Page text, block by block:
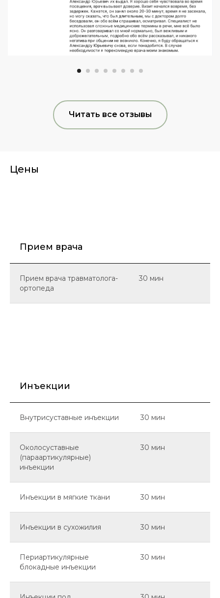
Читать все отзывы
Цены
Прием врача
Прием врача травматолога-
ортопеда
30 мин
Инъекции
Внутрисуставные инъекции 30 мин
Околосуставные
(параартикулярные)
инъекции
30 мин
Инъекции в мягкие ткани 30 мин
Инъекции в сухожилия 30 мин
Периартикулярные
блокадные инъекции
30 мин